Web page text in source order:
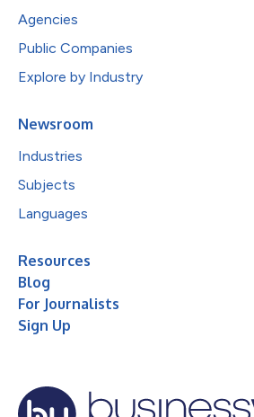
Agencies
Public Companies
Explore by Industry
Newsroom
Industries
Subjects
Languages
Resources
Blog
For Journalists
Sign Up